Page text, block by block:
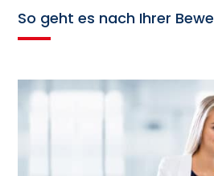
So geht es nach Ihrer